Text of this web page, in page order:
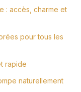
: accès, charme et
pour tous les
rapide
naturellement